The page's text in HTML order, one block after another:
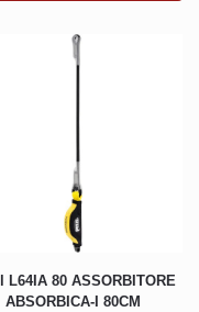
L64IA 80 ASSORBITORE
ABSORBICA-I 80CM